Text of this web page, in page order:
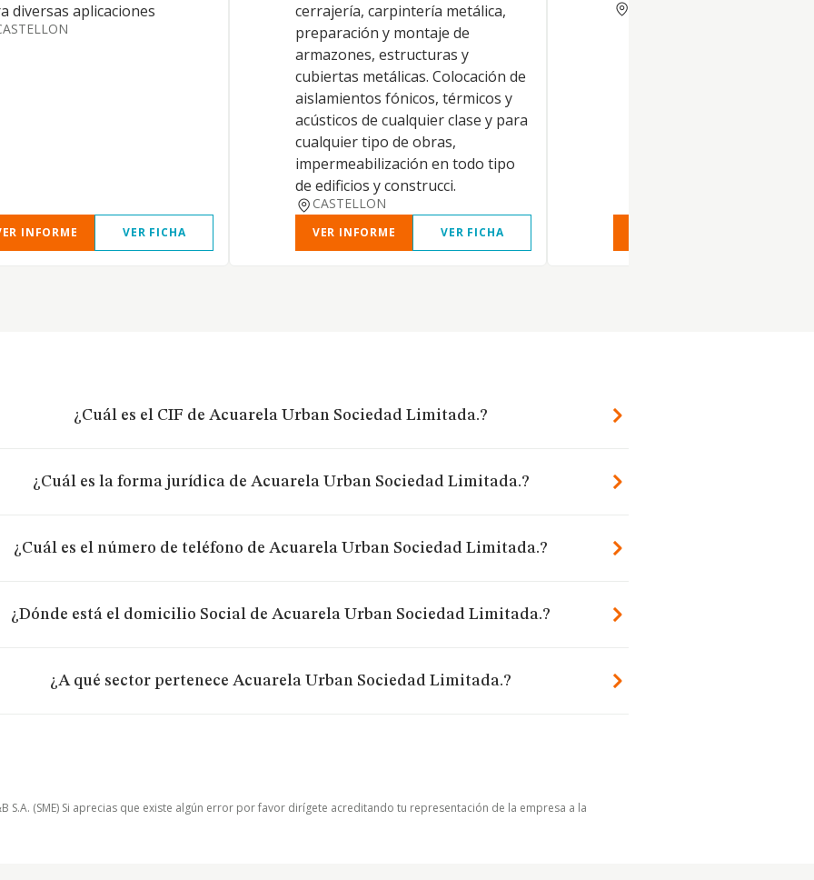
diversas aplicaciones
INFORME VER FICHA
cerrajería, carpintería metálica,
preparación y montaje de
armazones, estructuras y
cubiertas metálicas. Colocación de
aislamientos fónicos, térmicos y
acústicos de cualquier clase y para
cualquier tipo de obras,
impermeabilización en todo tipo
de edificios y construcci.
CASTELLON
VER INFORME VER FICHA
¿Cuál es el CIF de Acuarela Urban Sociedad Limitada.?
¿Cuál es la forma jurídica de Acuarela Urban Sociedad Limitada.?
¿Cuál es el número de teléfono de Acuarela Urban Sociedad Limitada.?
¿Dónde está el domicilio Social de Acuarela Urban Sociedad Limitada.?
¿A qué sector pertenece Acuarela Urban Sociedad Limitada.?
(SME) Si aprecias que existe algún error por favor dirígete acreditando tu representación de la empresa a la